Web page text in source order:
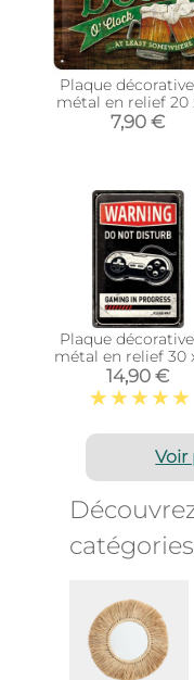
Plaque
métal en relief 20 x
cm (Beer O'
Glasses)
7,90 €
Plaque
métal en relief 30
cm (Gaming in
progress)
14,90 €
Voir
catégories